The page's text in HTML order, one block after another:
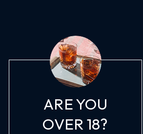
ARE YOU
OVER 18?